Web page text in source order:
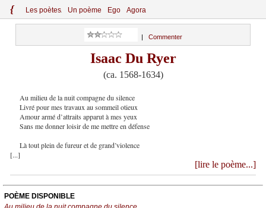
{ Les poètes Un poème Ego Agora
Commenter
Isaac Du Ryer
(ca. 1568-1634)
Au milieu de la nuit compagne du silence
Livré pour mes travaux au sommeil otieux
Amour armé d’attraits apparut à mes yeux
Sans me donner loisir de me mettre en défense
Là tout plein de fureur et de grand’violence
[...]
[lire le poème...]
POÈME DISPONIBLE